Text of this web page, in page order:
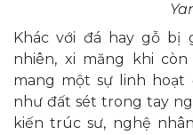
Khác với đá hay gỗ bị
nhiên, xi măng khi
mang một sự linh hoạt
như đất sét trong tay
kiến trúc sư, nghệ